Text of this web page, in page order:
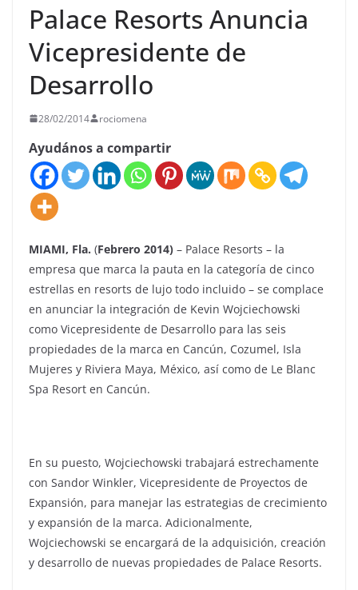
Palace Resorts Anuncia
Vicepresidente de
Desarrollo
28/02/2014 rociomena
Ayudános a compartir
MIAMI, Fla. (Febrero 2014) – Palace Resorts – la
empresa que marca la pauta en la categoría de cinco
estrellas en resorts de lujo todo incluido – se complace
en anunciar la integración de Kevin Wojciechowski
como Vicepresidente de Desarrollo para las seis
propiedades de la marca en Cancún, Cozumel, Isla
Mujeres y Riviera Maya, México, así como de Le Blanc
Spa Resort en Cancún.
En su puesto, Wojciechowski trabajará estrechamente
con Sandor Winkler, Vicepresidente de Proyectos de
Expansión, para manejar las estrategias de crecimiento
y expansión de la marca. Adicionalmente,
Wojciechowski se encargará de la adquisición, creación
y desarrollo de nuevas propiedades de Palace Resorts.